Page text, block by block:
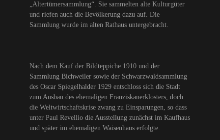
„Altertümersammlung“. Sie sammelten alte Kulturgüter
und riefen auch die Bevölkerung dazu auf. Die
Sammlung wurde im alten Rathaus untergebracht.
Nach dem Kauf der Bildteppiche 1910 und der
Sammlung Bichweiler sowie der Schwarzwaldsammlung
des Oscar Spiegelhalder 1929 entschloss sich die Stadt
zum Ausbau des ehemaligen Franziskanerklosters, doch
die Weltwirtschaftskrise zwang zu Einsparungen, so dass
unter Paul Revellio die Ausstellung zunächst im Kaufhaus
und später im ehemaligen Waisenhaus erfolgte.